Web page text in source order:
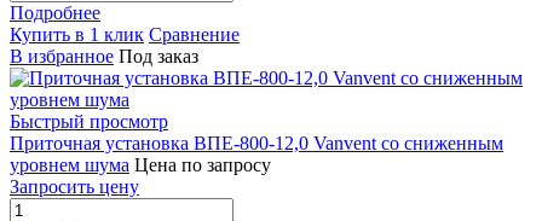
Подробнее
Купить в 1 клик Сравнение
В избранное Под заказ
Быстрый просмотр
Приточная установка ВПЕ-800-12,0 Vanvent со сниженным
уровнем шума Цена по запросу
Запросить цену